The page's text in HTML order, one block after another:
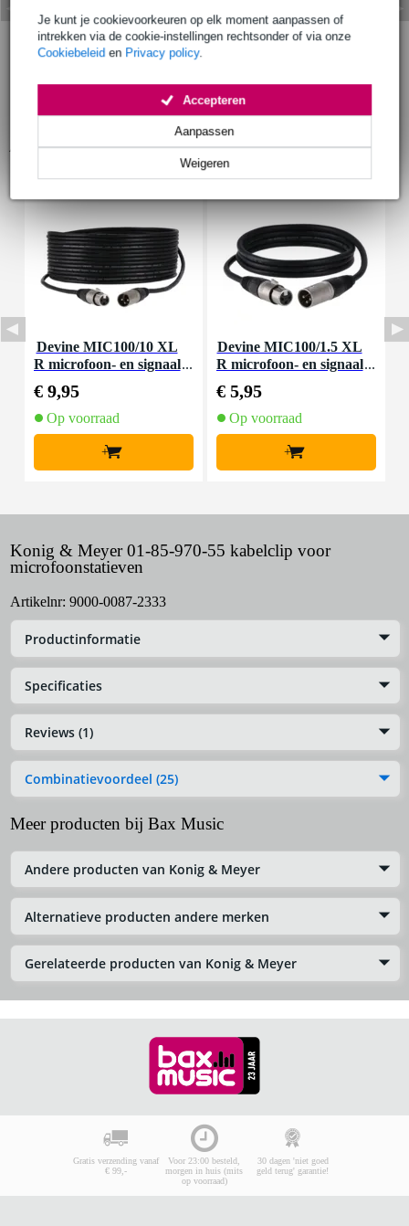
Je kunt je cookievoorkeuren op elk moment aanpassen of
intrekken via de cookie-instellingen rechtsonder of via onze
Cookiebeleid en Privacy policy.
Weigeren
Aanpassen
Accepteren
Accessoires (22)
Devine MIC100/10 XL
R microfoon- en signaal
€ 9,95
Op voorraad
+
Devine MIC100/1.5 XL
R microfoon- en signaal
€ 5,95
Op voorraad
+
Konig & Meyer 01-85-970-55 kabelclip voor
microfoonstatieven
Artikelnr: 9000-0087-2333
Productinformatie
Specificaties
Reviews (1)
Combinatievoordeel (25)
Meer producten bij Bax Music
Andere producten van Konig & Meyer
Alternatieve producten andere merken
Gerelateerde producten van Konig & Meyer
Gratis verzending vanaf
€ 99,-
Voor 23:00 besteld,
morgen in huis (mits
op voorraad)
30 dagen 'niet goed
geld terug' garantie!